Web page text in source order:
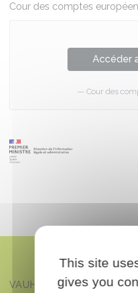
Cour des comptes
Accéder
Cour des
VAUHALLAN
This site
gives you